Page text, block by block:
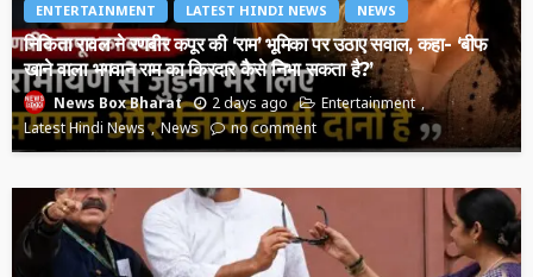
ENTERTAINMENT LATEST HINDI NEWS NEWS
निकिता रावल ने रणबीर कपूर की ‘राम’ भूमिका पर उठाए सवाल, कहा- ‘बीफ
खाने वाला भगवान राम का किरदार कैसे निभा सकता है?’
News Box Bharat 2 days ago
Entertainment
Latest Hindi News
News no comment